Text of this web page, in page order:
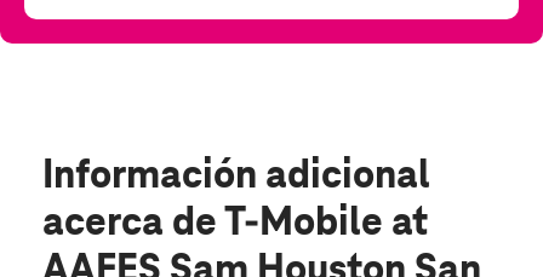
Información adicional
acerca de T-Mobile at